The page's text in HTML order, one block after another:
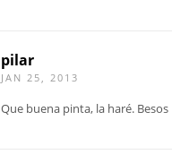
pilar
JAN 25, 2013
Que buena pinta, la haré. Besos